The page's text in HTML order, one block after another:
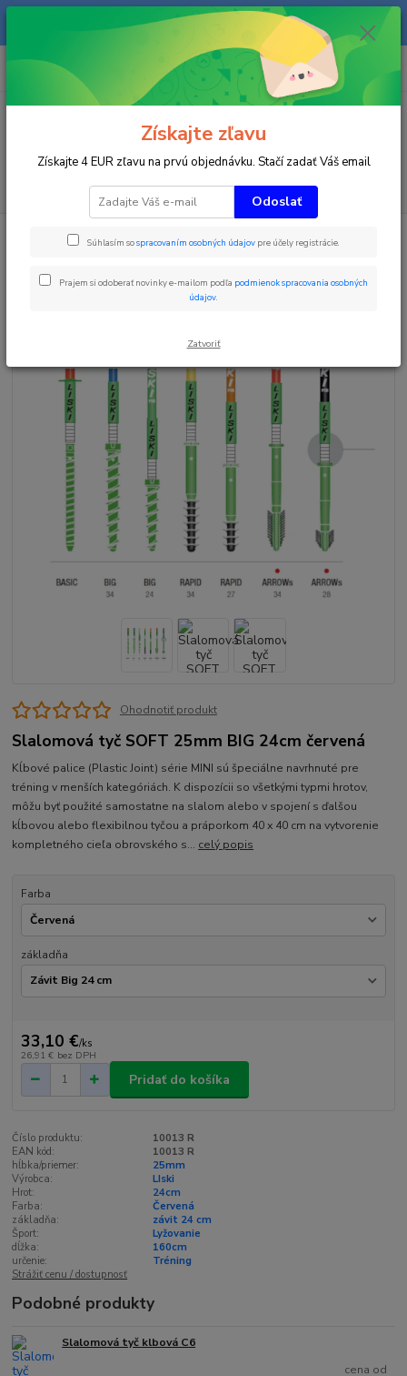
Na našom eshope sa priebežne pracuje a tovar sa priebežne dopĺňa. radi
Vás obslúžime i telefonicky na +421 911 906 066.
+421903906066
(Po-Pia, 9-16 hod.)
Zimné športy
Slalomová tyč SOFT 25mm BIG
Ohodnotiť produkt
Slalomová tyč SOFT 25mm BIG 24cm červená
Kĺbové palice (Plastic Joint) série MINI sú špeciálne navrhnuté pre
tréning v menších kategóriách. K dispozícii so všetkými typmi hrotov,
môžu byť použité samostatne na slalom alebo v spojení s ďalšou
kĺbovou alebo flexibilnou tyčou a práporkom 40 x 40 cm na vytvorenie
kompletného cieľa obrovského s... celý popis
Farba
základňa
33,10 €/ks
26,91 € bez DPH
Pridať do košíka
Číslo produktu:
10013 R
EAN kód:
10013 R
hĺbka/priemer:
25mm
Výrobca:
LIski
Hrot:
24cm
Farba:
Červená
základňa:
závit 24 cm
Šport:
Lyžovanie
dĺžka:
160cm
určenie:
Tréning
Strážiť cenu / dostupnosť
Podobné produkty
Slalomová tyč klbová C6
cena od
Získajte zľavu
Získajte 4 EUR zľavu na prvú objednávku. Stačí zadať Váš email
Odoslať
Súhlasím sospracovaním osobných údajov pre účely registrácie.
Prajem si odoberať novinky e-mailom podľa podmienok spracovania osobných
údajov
Zatvoriť